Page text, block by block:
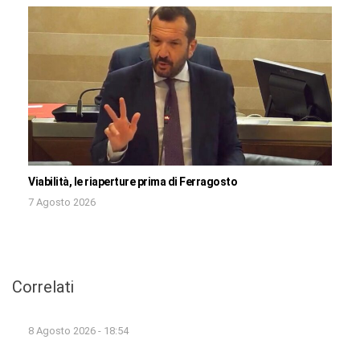
Viabilità, le riaperture prima di Ferragosto
7 Agosto 2026
Correlati
8 Agosto 2026 - 18:54